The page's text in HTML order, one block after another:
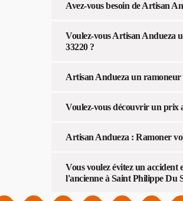
Avez-vous besoin de Artisan
Voulez-vous Artisan Andueza
33220 ?
Artisan Andueza un ramoneur
Voulez-vous découvrir un prix
Artisan Andueza : Ramoner
Vous voulez évitez un accident
l'ancienne à Saint Philippe Du